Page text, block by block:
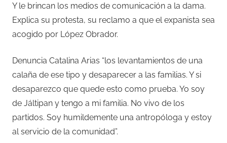
Y le brincan los medios de comunicación a la dama.
Explica su protesta, su reclamo a que el expanista sea
acogido por López Obrador.
Denuncia Catalina Arias “los levantamientos de una
calaña de ese tipo y desaparecer a las familias. Y si
desaparezco que quede esto como prueba. Yo soy
de Jáltipan y tengo a mi familia. No vivo de los
partidos. Soy humildemente una antropóloga y estoy
al servicio de la comunidad”.